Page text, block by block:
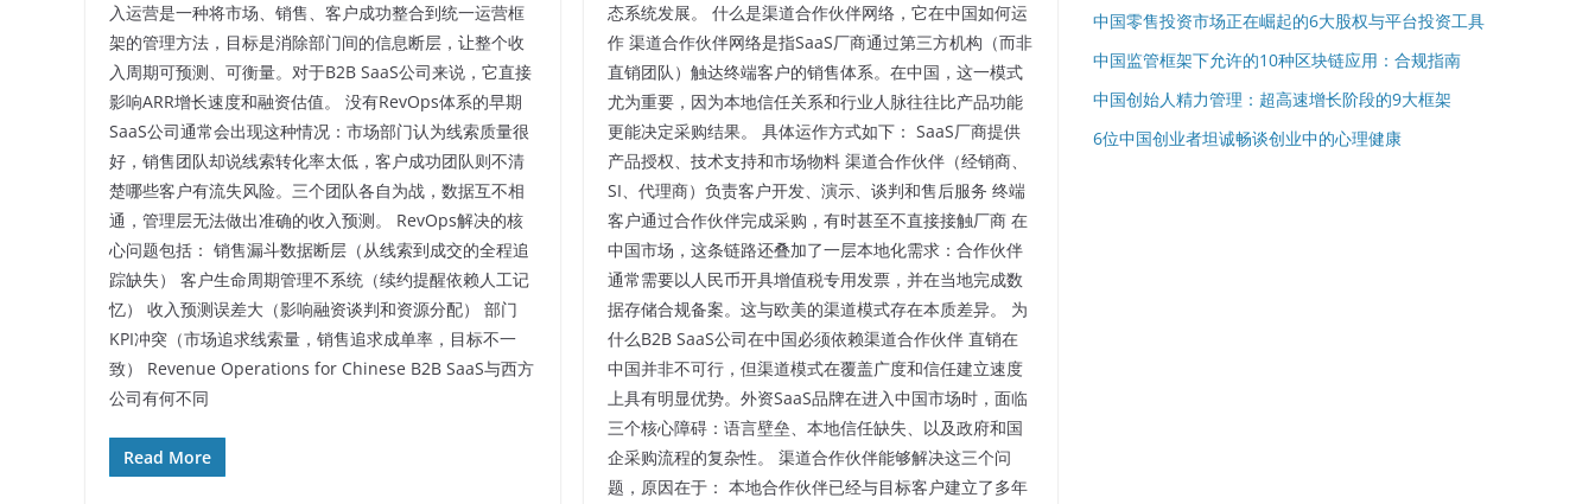
入运营是一种将市场、销售、客户成功整合到统一运营框
架的管理方法，目标是消除部门间的信息断层，让整个收
入周期可预测、可衡量。对于B2B SaaS公司来说，它直接
影响ARR增长速度和融资估值。 没有RevOps体系的早期
SaaS公司通常会出现这种情况：市场部门认为线索质量很
好，销售团队却说线索转化率太低，客户成功团队则不清
楚哪些客户有流失风险。三个团队各自为战，数据互不相
通，管理层无法做出准确的收入预测。 RevOps解决的核
心问题包括： 销售漏斗数据断层（从线索到成交的全程追
踪缺失） 客户生命周期管理不系统（续约提醒依赖人工记
忆） 收入预测误差大（影响融资谈判和资源分配） 部门
KPI冲突（市场追求线索量，销售追求成单率，目标不一
致） Revenue Operations for Chinese B2B SaaS与西方
公司有何不同
Read More
态系统发展。 什么是渠道合作伙伴网络，它在中国如何运
作 渠道合作伙伴网络是指SaaS厂商通过第三方机构（而非
直销团队）触达终端客户的销售体系。在中国，这一模式
尤为重要，因为本地信任关系和行业人脉往往比产品功能
更能决定采购结果。 具体运作方式如下： SaaS厂商提供
产品授权、技术支持和市场物料 渠道合作伙伴（经销商、
SI、代理商）负责客户开发、演示、谈判和售后服务 终端
客户通过合作伙伴完成采购，有时甚至不直接接触厂商 在
中国市场，这条链路还叠加了一层本地化需求：合作伙伴
通常需要以人民币开具增值税专用发票，并在当地完成数
据存储合规备案。这与欧美的渠道模式存在本质差异。 为
什么B2B SaaS公司在中国必须依赖渠道合作伙伴 直销在
中国并非不可行，但渠道模式在覆盖广度和信任建立速度
上具有明显优势。外资SaaS品牌在进入中国市场时，面临
三个核心障碍：语言壁垒、本地信任缺失、以及政府和国
企采购流程的复杂性。 渠道合作伙伴能够解决这三个问
题，原因在于： 本地合作伙伴已经与目标客户建立了多年
中国零售投资市场正在崛起的6大股权与平台投资工具
中国监管框架下允许的10种区块链应用：合规指南
中国创始人精力管理：超高速增长阶段的9大框架
6位中国创业者坦诚畅谈创业中的心理健康